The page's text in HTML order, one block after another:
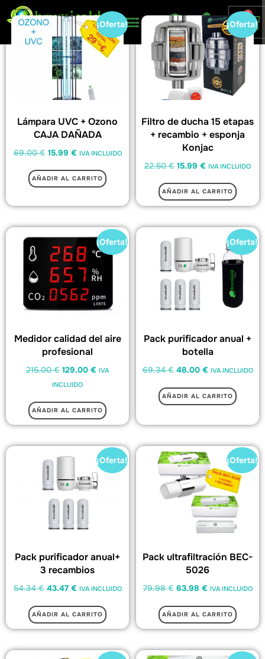
0
¡Oferta!
Lámpara UVC + Ozono
CAJA DAÑADA
69.00€ 15.99 € IVA INCLUIDO
AÑADIR AL CARRITO
¡Oferta!
Filtro de ducha 15 etapas
+ recambio + esponja
Konjac
22.50€ 15.99 € IVA INCLUIDO
AÑADIR AL CARRITO
¡Oferta!
Medidor calidad del aire
profesional
215.00€ 129.00 € IVA
INCLUIDO
AÑADIR AL CARRITO
¡Oferta!
Pack purificador anual +
botella
69.34€ 48.00 € IVA INCLUIDO
AÑADIR AL CARRITO
¡Oferta!
Pack purificador anual+
3 recambios
54.34€ 43.47 € IVA INCLUIDO
AÑADIR AL CARRITO
¡Oferta!
Pack ultrafiltración BEC-
5026
79.98€ 63.98 € IVA INCLUIDO
AÑADIR AL CARRITO